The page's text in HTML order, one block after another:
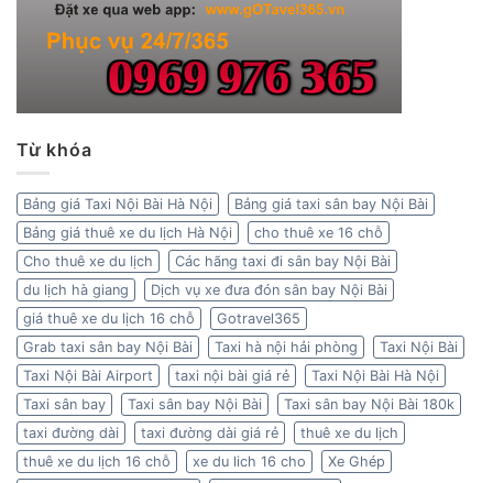
Từ khóa
Bảng giá Taxi Nội Bài Hà Nội
Bảng giá taxi sân bay Nội Bài
Bảng giá thuê xe du lịch Hà Nội
cho thuê xe 16 chỗ
Cho thuê xe du lịch
Các hãng taxi đi sân bay Nội Bài
du lịch hà giang
Dịch vụ xe đưa đón sân bay Nội Bài
giá thuê xe du lịch 16 chỗ
Gotravel365
Grab taxi sân bay Nội Bài
Taxi hà nội hải phòng
Taxi Nội Bài
Taxi Nội Bài Airport
taxi nội bài giá rẻ
Taxi Nội Bài Hà Nội
Taxi sân bay
Taxi sân bay Nội Bài
Taxi sân bay Nội Bài 180k
taxi đường dài
taxi đường dài giá rẻ
thuê xe du lịch
thuê xe du lịch 16 chỗ
xe du lich 16 cho
Xe Ghép